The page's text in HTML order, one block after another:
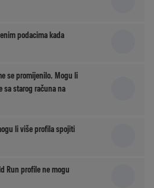
podacima kada
se promijenilo. Mogu li
sa starog računa na
li više profila spojiti
Run profile ne mogu